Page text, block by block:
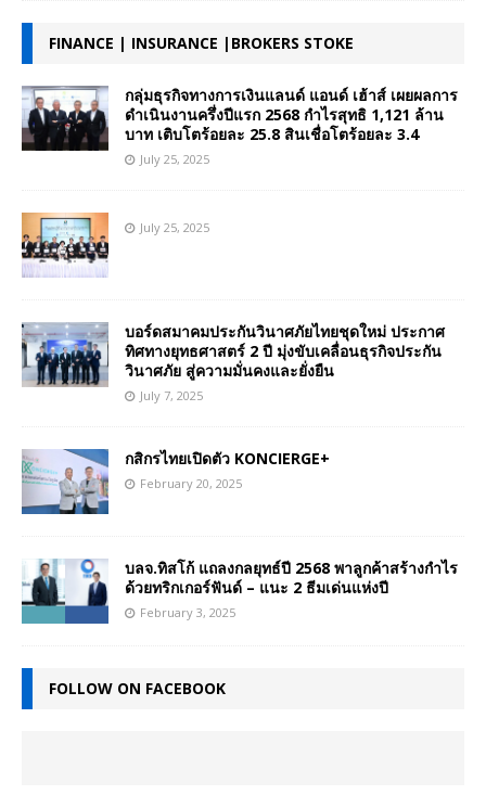
FINANCE | INSURANCE |BROKERS STOKE
กลุ่มธุรกิจทางการเงินแลนด์ แอนด์ เฮ้าส์ เผยผลการ
ดำเนินงานครึ่งปีแรก 2568 กำไรสุทธิ 1,121 ล้าน
บาท เติบโตร้อยละ 25.8 สินเชื่อโตร้อยละ 3.4
July 25, 2025
July 25, 2025
บอร์ดสมาคมประกันวินาศภัยไทยชุดใหม่ ประกาศ
ทิศทางยุทธศาสตร์ 2 ปี มุ่งขับเคลื่อนธุรกิจประกัน
วินาศภัย สู่ความมั่นคงและยั่งยืน
July 7, 2025
กสิกรไทยเปิดตัว KONCIERGE+
February 20, 2025
บลจ.ทิสโก้ แถลงกลยุทธ์ปี 2568 พาลูกค้าสร้างกำไร
ด้วยทริกเกอร์ฟันด์ – แนะ 2 ธีมเด่นแห่งปี
February 3, 2025
FOLLOW ON FACEBOOK